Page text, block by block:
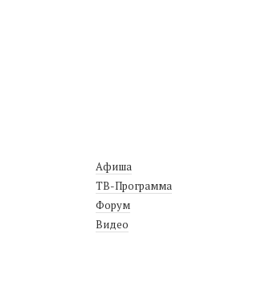
Афиша
ТВ-Программа
Форум
Видео